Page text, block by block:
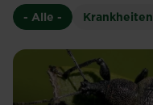
- Alle - Krankheiten